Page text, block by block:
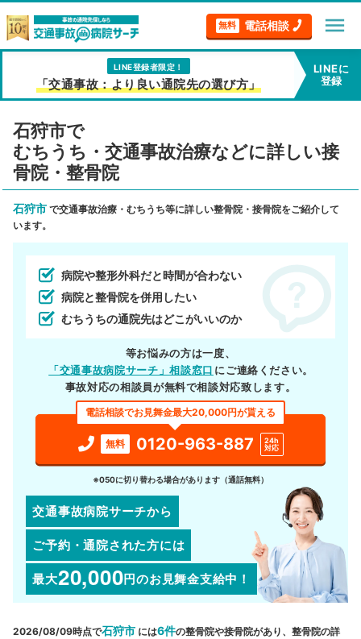
無料 電話相談 menu
LINE登録者限定！
「交通事故：より良い通院先の選び方」
LINEに
登録
石狩市で
むちうち・交通事故治療などに詳しい接
骨院・整骨院
石狩市 で交通事故治療・むちうち等に詳しい整骨院・接骨院をご紹介して
います。
病院や整形外科だと時間が合わない
病院と整骨院を併用したい
むちうちの通院先はどこがいいのか
等お悩みの方は一度、
「交通事故病院サーチ」相談窓口 にご連絡ください。
事故対応の相談員が無料で相談対応致します。
電話相談でお見舞金最大20,000円が貰える
無料 0120-963-887
24h
対応
※050に切り替わる場合があります（通話無料）
交通事故病院サーチから
ご予約・通院された方には
最大20,000円のお見舞金支給中！
2026/08/09時点で石狩市 には6件の整骨院や接骨院があり、整骨院の詳